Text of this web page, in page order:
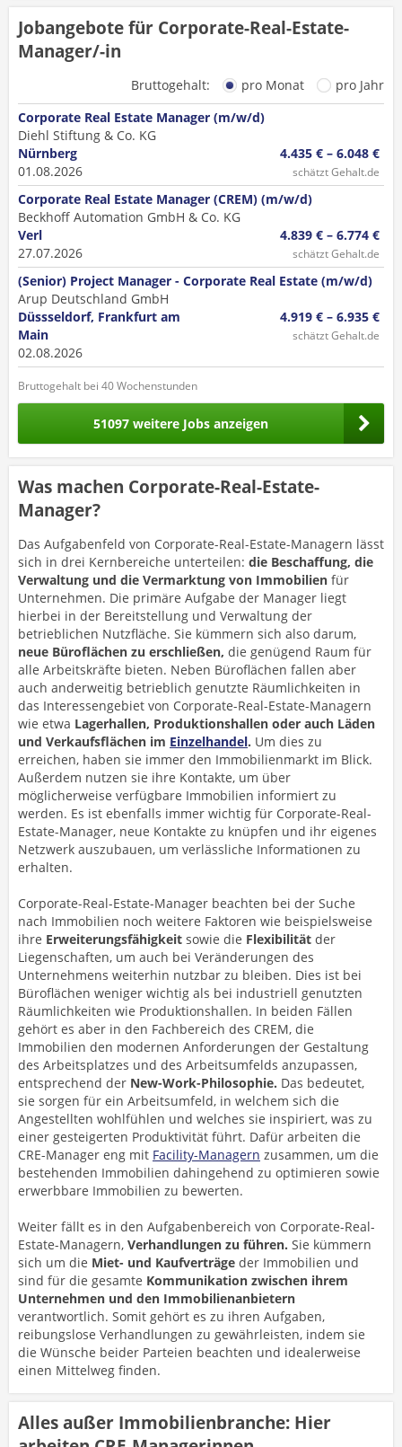
Jobangebote für Corporate-Real-Estate-
Manager/-in
Bruttogehalt: pro Monat
pro Jahr
Corporate Real Estate Manager (m/w/d)
Diehl Stiftung & Co. KG
Nürnberg
01.08.2026
4.435 € – 6.048 €
schätzt Gehalt.de
Corporate Real Estate Manager (CREM) (m/w/d)
Beckhoff Automation GmbH & Co. KG
Verl
27.07.2026
4.839 € – 6.774 €
schätzt Gehalt.de
(Senior) Project Manager - Corporate Real Estate (m/w/d)
Arup Deutschland GmbH
Düssseldorf, Frankfurt am
Main
02.08.2026
4.919 € – 6.935 €
schätzt Gehalt.de
Bruttogehalt bei 40 Wochenstunden
51097 weitere Jobs anzeigen
Was machen Corporate-Real-Estate-
Manager?
Das Aufgabenfeld von Corporate-Real-Estate-Managern lässt
sich in drei Kernbereiche unterteilen: die Beschaffung, die
Verwaltung und die Vermarktung von Immobilien für
Unternehmen. Die primäre Aufgabe der Manager liegt
hierbei in der Bereitstellung und Verwaltung der
betrieblichen Nutzfläche. Sie kümmern sich also darum,
neue Büroflächen zu erschließen, die genügend Raum für
alle Arbeitskräfte bieten. Neben Büroflächen fallen aber
auch anderweitig betrieblich genutzte Räumlichkeiten in
das Interessengebiet von Corporate-Real-Estate-Managern
wie etwa Lagerhallen, Produktionshallen oder auch Läden
und Verkaufsflächen im Einzelhandel. Um dies zu
erreichen, haben sie immer den Immobilienmarkt im Blick.
Außerdem nutzen sie ihre Kontakte, um über
möglicherweise verfügbare Immobilien informiert zu
werden. Es ist ebenfalls immer wichtig für Corporate-Real-
Estate-Manager, neue Kontakte zu knüpfen und ihr eigenes
Netzwerk auszubauen, um verlässliche Informationen zu
erhalten.
Corporate-Real-Estate-Manager beachten bei der Suche
nach Immobilien noch weitere Faktoren wie beispielsweise
ihre Erweiterungsfähigkeit sowie die Flexibilität der
Liegenschaften, um auch bei Veränderungen des
Unternehmens weiterhin nutzbar zu bleiben. Dies ist bei
Büroflächen weniger wichtig als bei industriell genutzten
Räumlichkeiten wie Produktionshallen. In beiden Fällen
gehört es aber in den Fachbereich des CREM, die
Immobilien den modernen Anforderungen der Gestaltung
des Arbeitsplatzes und des Arbeitsumfelds anzupassen,
entsprechend der New-Work-Philosophie. Das bedeutet,
sie sorgen für ein Arbeitsumfeld, in welchem sich die
Angestellten wohlfühlen und welches sie inspiriert, was zu
einer gesteigerten Produktivität führt. Dafür arbeiten die
CRE-Manager eng mit Facility-Managern zusammen, um die
bestehenden Immobilien dahingehend zu optimieren sowie
erwerbbare Immobilien zu bewerten.
Weiter fällt es in den Aufgabenbereich von Corporate-Real-
Estate-Managern, Verhandlungen zu führen. Sie kümmern
sich um die Miet- und Kaufverträge der Immobilien und
sind für die gesamte Kommunikation zwischen ihrem
Unternehmen und den Immobilienanbietern
verantwortlich. Somit gehört es zu ihren Aufgaben,
reibungslose Verhandlungen zu gewährleisten, indem sie
die Wünsche beider Parteien beachten und idealerweise
einen Mittelweg finden.
Alles außer Immobilienbranche: Hier